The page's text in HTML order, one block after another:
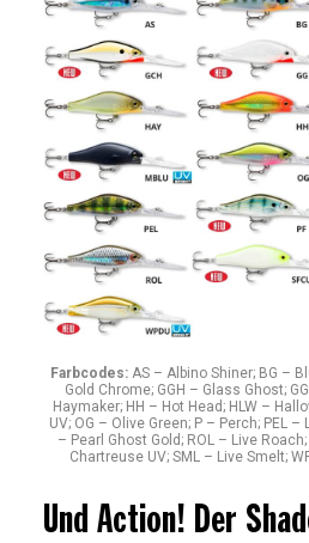
Farbcodes: AS – Albino Shiner; BG –
Gold Chrome; GGH – Glass Ghost;
Haymaker; HH – Hot Head; HLW –
UV; OG – Olive Green; P – Perch; PEL –
– Pearl Ghost Gold; ROL – Live
Chartreuse UV; SML – Live Smelt;
Und Action! Der